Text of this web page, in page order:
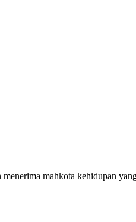
mahkota kehidupan